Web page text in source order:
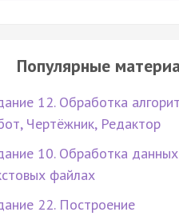
Популярные
12. Обработка
Чертёжник, Редактор
10. Обработка
файлах
22. Построение